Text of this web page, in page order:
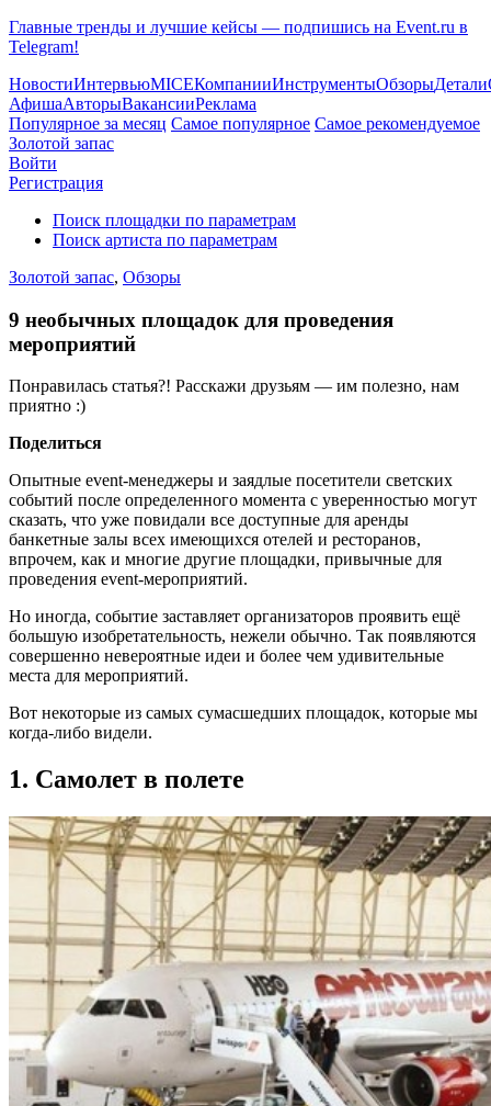
Главные тренды и лучшие кейсы — подпишись на Event.ru в
Telegram!
НовостиИнтервьюMICEКомпанииИнструментыОбзорыДетали
АфишаАвторыВакансииРеклама
Популярное за месяц Самое популярное Самое рекомендуемое
Золотой запас
Войти
Регистрация
Поиск площадки по параметрам
Поиск артиста по параметрам
Золотой запас, Обзоры
9 необычных площадок для проведения
мероприятий
Понравилась статья?! Расскажи друзьям — им полезно, нам
приятно :)
Поделиться
Опытные event-менеджеры и заядлые посетители светских
событий после определенного момента с уверенностью могут
сказать, что уже повидали все доступные для аренды
банкетные залы всех имеющихся отелей и ресторанов,
впрочем, как и многие другие площадки, привычные для
проведения event-мероприятий.
Но иногда, событие заставляет организаторов проявить ещё
большую изобретательность, нежели обычно. Так появляются
совершенно невероятные идеи и более чем удивительные
места для мероприятий.
Вот некоторые из самых сумасшедших площадок, которые мы
когда-либо видели.
1. Самолет в полете